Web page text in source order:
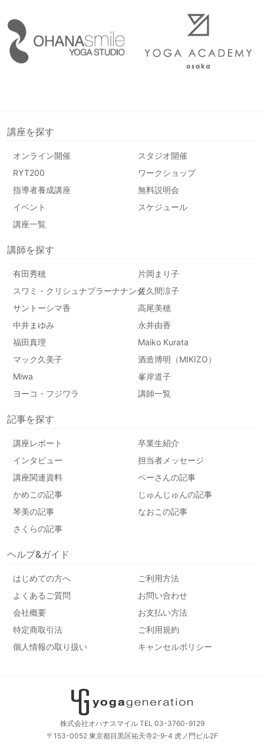
講座を探す
オンライン開催
スタジオ開催
RYT200
ワークショップ
指導者養成講座
無料説明会
イベント
スケジュール
講座一覧
講師を探す
有田秀穂
片岡まり子
スワミ・クリシュナプラーナナンダ佐久間涼子
サントーシマ香
高尾美穂
中井まゆみ
永井由香
福田真理
Maiko Kurata
マック久美子
酒造博明（MIKIZO）
Miwa
峯岸道子
ヨーコ・フジワラ
講師一覧
記事を探す
講座レポート
卒業生紹介
インタビュー
担当者メッセージ
講座関連資料
ベーさんの記事
かめこの記事
じゅんじゅんの記事
琴美の記事
なおこの記事
さくらの記事
ヘルプ&ガイド
はじめての方へ
ご利用方法
よくあるご質問
お問い合わせ
会社概要
お支払い方法
特定商取引法
ご利用規約
個人情報の取り扱い
キャンセルポリシー
株式会社オハナスマイル TEL 03-3760-9129
〒153-0052 東京都目黒区祐天寺2-9-4 虎ノ門ビル2F